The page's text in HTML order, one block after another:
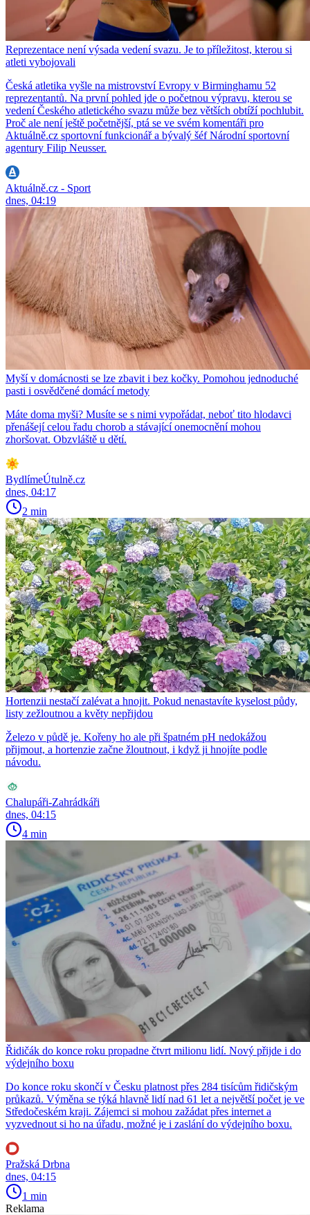
Reprezentace není výsada vedení svazu. Je to příležitost, kterou si
atleti vybojovali
Česká atletika vyšle na mistrovství Evropy v Birminghamu 52
reprezentantů. Na první pohled jde o početnou výpravu, kterou se
vedení Českého atletického svazu může bez větších obtíží pochlubit.
Proč ale není ještě početnější, ptá se ve svém komentáři pro
Aktuálně.cz sportovní funkcionář a bývalý šéf Národní sportovní
agentury Filip Neusser.
Aktuálně.cz - Sport
dnes, 04:19
Myší v domácnosti se lze zbavit i bez kočky. Pomohou jednoduché
pasti i osvědčené domácí metody
Máte doma myši? Musíte se s nimi vypořádat, neboť tito hlodavci
přenášejí celou řadu chorob a stávající onemocnění mohou
zhoršovat. Obzvláště u dětí.
BydlímeÚtulně.cz
dnes, 04:17
2 min
Hortenzii nestačí zalévat a hnojit. Pokud nenastavíte kyselost půdy,
listy zežloutnou a květy nepřijdou
Železo v půdě je. Kořeny ho ale při špatném pH nedokážou
přijmout, a hortenzie začne žloutnout, i když ji hnojíte podle
návodu.
Chalupáři-Zahrádkáři
dnes, 04:15
4 min
Řidičák do konce roku propadne čtvrt milionu lidí. Nový přijde i do
výdejního boxu
Do konce roku skončí v Česku platnost přes 284 tisícům řidičským
průkazů. Výměna se týká hlavně lidí nad 61 let a největší počet je ve
Středočeském kraji. Zájemci si mohou zažádat přes internet a
vyzvednout si ho na úřadu, možné je i zaslání do výdejního boxu.
Pražská Drbna
dnes, 04:15
1 min
Reklama